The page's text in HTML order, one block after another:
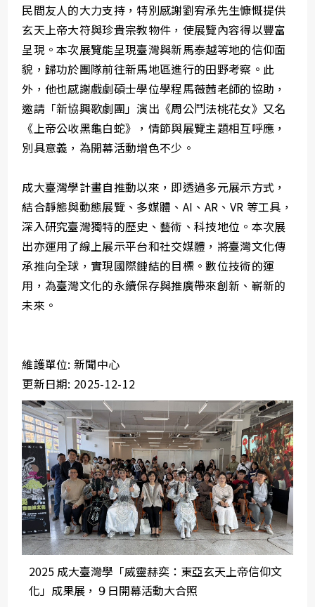
民間友人的大力支持，特別感謝劉宥承先生慷慨提供
玄天上帝大符與珍貴宗教物件，使展覽內容得以豐富
呈現。本次展覽能呈現臺灣與新馬泰越等地的信仰面
貌，歸功於團隊前往新馬地區進行的田野考察。此
外，他也感謝戲劇碩士學位學程馬薇茜老師的協助，
邀請「新協興歌劇團」演出《周公鬥法桃花女》又名
《上帝公收黑龜白蛇》，情節與展覽主題相互呼應，
別具意義，為開幕活動增色不少。
成大臺灣學計畫自推動以來，即透過多元展示方式，
結合靜態與動態展覽、多媒體、AI、AR、VR 等工具，
深入研究臺灣獨特的歷史、藝術、科技地位。本次展
出亦運用了線上展示平台和社交媒體，將臺灣文化傳
承推向全球，實現國際鏈結的目標。數位技術的運
用，為臺灣文化的永續保存與推廣帶來創新、嶄新的
未來。
維護單位: 新聞中心
更新日期: 2025-12-12
2025 成大臺灣學「威靈赫奕：東亞玄天上帝信仰文
化」成果展，９日開幕活動大合照